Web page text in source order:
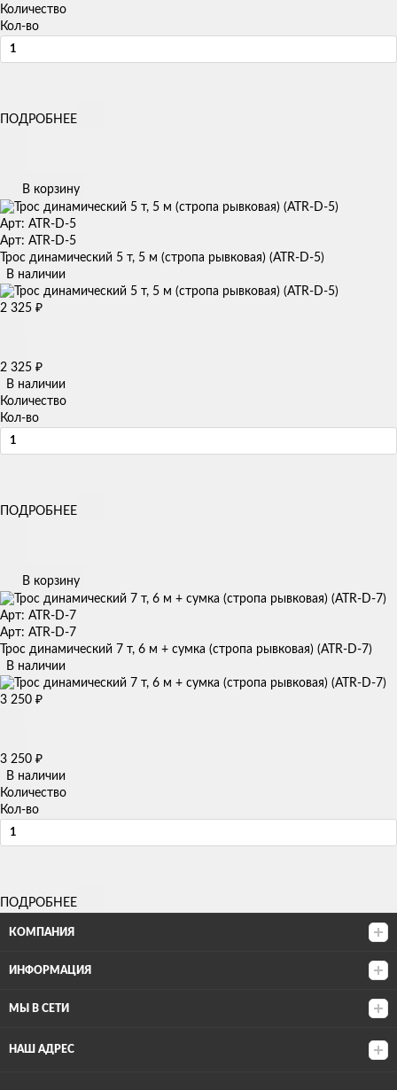
Количество
Кол-во
ПОДРОБНЕЕ
В корзину
Арт: ATR-D-5
Арт: ATR-D-5
Трос динамический 5 т, 5 м (стропа рывковая) (ATR-D-5)
В наличии
2 325 ₽
2 325 ₽
В наличии
Количество
Кол-во
ПОДРОБНЕЕ
В корзину
Арт: ATR-D-7
Арт: ATR-D-7
Трос динамический 7 т, 6 м + сумка (стропа рывковая) (ATR-D-7)
В наличии
3 250 ₽
3 250 ₽
В наличии
Количество
Кол-во
ПОДРОБНЕЕ
КОМПАНИЯ
ИНФОРМАЦИЯ
МЫ В СЕТИ
НАШ АДРЕС